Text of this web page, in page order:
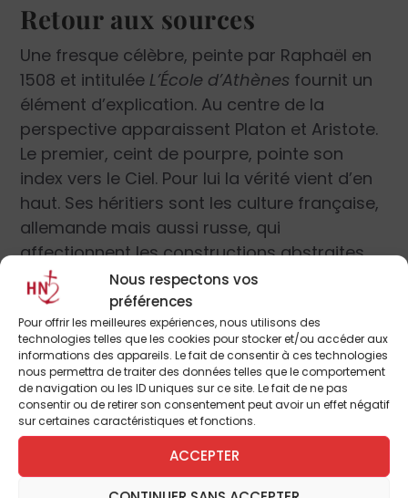
Nous respectons vos
préférences
Pour offrir les meilleures expériences, nous utilisons des
technologies telles que les cookies pour stocker et/ou accéder aux
informations des appareils. Le fait de consentir à ces technologies
nous permettra de traiter des données telles que le comportement
de navigation ou les ID uniques sur ce site. Le fait de ne pas
consentir ou de retirer son consentement peut avoir un effet négatif
sur certaines caractéristiques et fonctions.
ACCEPTER
Retour aux sources
Une fresque célèbre, peinte par Raphaël en
1508 et intitulée L’École d’Athènes fournit un
élément d’explication. Au centre de la
perspective apparaissent Platon et Aristote.
Le premier, ceint de pourpre, pointe son
index vers le Ciel. Pour lui la vérité vient d’en
haut. Ses héritiers sont les culture française,
allemande mais aussi russe, qui
affectionnent les constructions abstraites,
reflet du monde de l’au-delà. L’Encyclopédie
de Diderot porte ce jugement emphatique
sur la philosophie de Platon : « De toutes les
sectes qui sortirent de l’école de Socrate,
aucune n’eut plus d’éclat… ».
Platon ou Aristote
A Platon s’oppose Aristote, l’homme drapé
de bleu dont la main désigne la terre.